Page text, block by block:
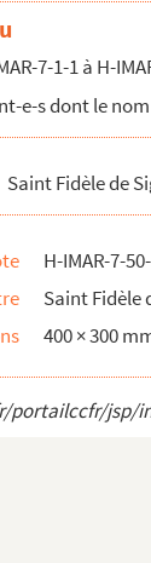
7-1-1 à H-
e-s dont le
Saint Fidèle de
H-IMAR-7-
Saint Fidèle
400 × 300
jsp/